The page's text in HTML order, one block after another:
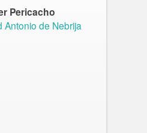
Pericacho
Antonio de Nebrija